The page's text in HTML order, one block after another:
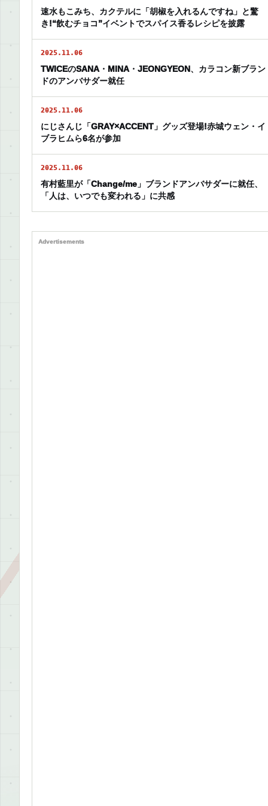
速水もこみち、カクテルに「胡椒を入れるんですね」と驚
き!“飲むチョコ”イベントでスパイス香るレシピを披露
2025.11.06
TWICEのSANA・MINA・JEONGYEON、カラコン新ブラン
ドのアンバサダー就任
2025.11.06
にじさんじ「GRAY×ACCENT」グッズ登場!赤城ウェン・イ
ブラヒムら6名が参加
2025.11.06
有村藍里が「Change/me」ブランドアンバサダーに就任、
「人は、いつでも変われる」に共感
Advertisements